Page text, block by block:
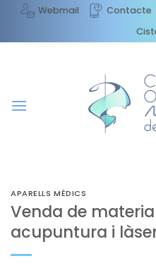
content
Webmail Contacte
APARELLS MÈDICS
Venda de
acupuntura i